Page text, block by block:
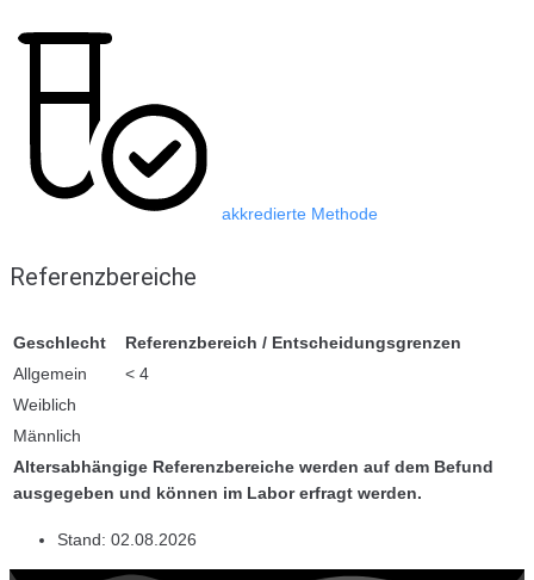
akkredierte Methode
Referenzbereiche
Geschlecht Referenzbereich / Entscheidungsgrenzen
Altersabhängige Referenzbereiche werden auf dem Befund
ausgegeben und können im Labor erfragt werden.
Allgemein
< 4
Weiblich
Männlich
Stand: 02.08.2026